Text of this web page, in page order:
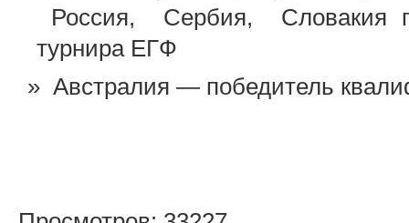
Россия, Сербия, Словакия
турнира ЕГФ
Австралия — победитель